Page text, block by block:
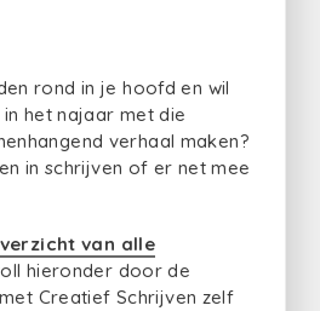
rond in je hoofd en wil
het najaar met die
verhaal maken?
in schrijven of er net mee
van alle
hieronder door de
Creatief Schrijven zelf